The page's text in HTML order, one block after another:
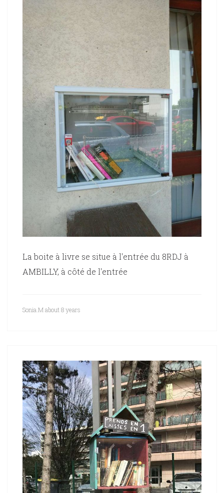
La boite à livre se situe à l'entrée du 8RDJ à
AMBILLY, à côté de l'entrée
Sonia.Mabout 8 years